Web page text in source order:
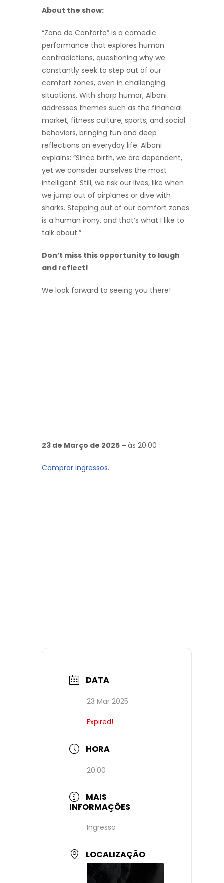
About the show:
“Zona de Conforto” is a comedic
performance that explores human
contradictions, questioning why we
constantly seek to step out of our
comfort zones, even in challenging
situations. With sharp humor, Albani
addresses themes such as the financial
market, fitness culture, sports, and social
behaviors, bringing fun and deep
reflections on everyday life. Albani
explains: “Since birth, we are dependent,
yet we consider ourselves the most
intelligent. Still, we risk our lives, like when
we jump out of airplanes or dive with
sharks. Stepping out of our comfort zones
is a human irony, and that’s what I like to
talk about.”
Don’t miss this opportunity to laugh
and reflect!
We look forward to seeing you there!
23 de Março de 2025 – às 20:00
Comprar ingressos.
DATA
23 Mar 2025
Expired!
HORA
20:00
MAIS
INFORMAÇÕES
Ingresso
LOCALIZAÇÃO